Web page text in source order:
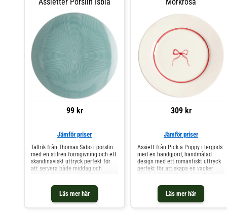
99 kr
Läs mer här
Jämför priser
Tallrik från Thomas Sabo i porslin
med en stilren formgivning och ett
skandinaviskt uttryck perfekt för
att servera både middag och
som gör varje exemplar unikt.Om
tallriken från Thomas Sabo- Från
serien Loft colors.- Varje produkt
309 kr
Läs mer här
Jämför priser
Assiett från Pick a Poppy i lergods
med en handgjord, handmålad
design med ett romantiskt uttryck
perfekt för att skapa en vacker
flera färger.- Tillverkad i Portugal.-
Varje artikel är unik tack vare den
handgjorda designen.Skötselråd